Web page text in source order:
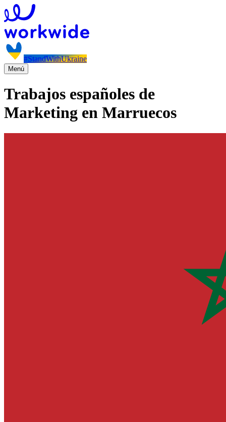
#StandWithUkraine
Menú
Trabajos españoles de
Marketing en Marruecos